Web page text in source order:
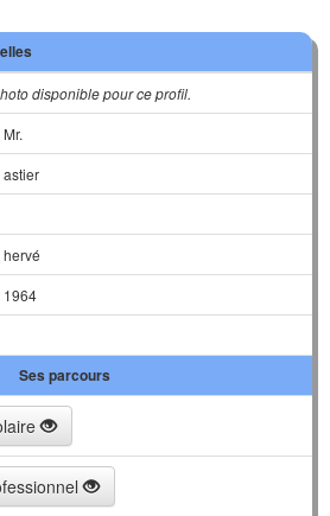
disponible pour ce profil.
Mr.
astier
hervé
1964
Ses parcours